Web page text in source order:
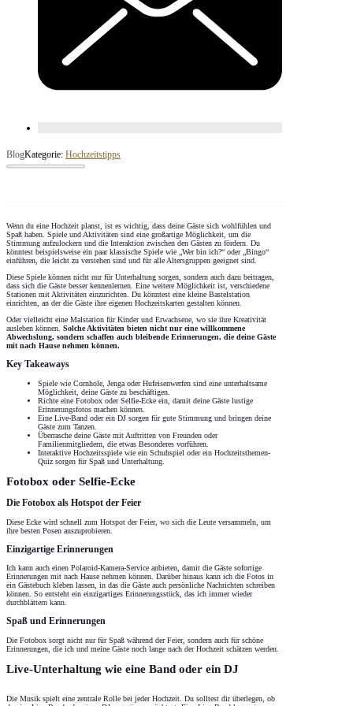
BlogKategorie: Hochzeitstipps
Wenn du eine Hochzeit planst, ist es wichtig, dass deine Gäste sich wohlfühlen und
Spaß haben. Spiele und Aktivitäten sind eine großartige Möglichkeit, um die
Stimmung aufzulockern und die Interaktion zwischen den Gästen zu fördern. Du
könntest beispielsweise ein paar klassische Spiele wie „Wer bin ich?“ oder „Bingo“
einführen, die leicht zu verstehen sind und für alle Altersgruppen geeignet sind.
Diese Spiele können nicht nur für Unterhaltung sorgen, sondern auch dazu beitragen,
dass sich die Gäste besser kennenlernen. Eine weitere Möglichkeit ist, verschiedene
Stationen mit Aktivitäten einzurichten. Du könntest eine kleine Bastelstation
einrichten, an der die Gäste ihre eigenen Hochzeitskarten gestalten können.
Oder vielleicht eine Malstation für Kinder und Erwachsene, wo sie ihre Kreativität
ausleben können. Solche Aktivitäten bieten nicht nur eine willkommene
Abwechslung, sondern schaffen auch bleibende Erinnerungen, die deine Gäste
mit nach Hause nehmen können.
Key Takeaways
Spiele wie Cornhole, Jenga oder Hufeisenwerfen sind eine unterhaltsame
Möglichkeit, deine Gäste zu beschäftigen.
Richte eine Fotobox oder Selfie-Ecke ein, damit deine Gäste lustige
Erinnerungsfotos machen können.
Eine Live-Band oder ein DJ sorgen für gute Stimmung und bringen deine
Gäste zum Tanzen.
Überrasche deine Gäste mit Auftritten von Freunden oder
Familienmitgliedern, die etwas Besonderes vorführen.
Interaktive Hochzeitsspiele wie ein Schuhspiel oder ein Hochzeitsthemen-
Quiz sorgen für Spaß und Unterhaltung.
Fotobox oder Selfie-Ecke
Die Fotobox als Hotspot der Feier
Diese Ecke wird schnell zum Hotspot der Feier, wo sich die Leute versammeln, um
ihre besten Posen auszuprobieren.
Einzigartige Erinnerungen
Ich kann auch einen Polaroid-Kamera-Service anbieten, damit die Gäste sofortige
Erinnerungen mit nach Hause nehmen können. Darüber hinaus kann ich die Fotos in
ein Gästebuch kleben lassen, in das die Gäste auch persönliche Nachrichten schreiben
können. So entsteht ein einzigartiges Erinnerungsstück, das ich immer wieder
durchblättern kann.
Spaß und Erinnerungen
Die Fotobox sorgt nicht nur für Spaß während der Feier, sondern auch für schöne
Erinnerungen, die ich und meine Gäste noch lange nach der Hochzeit schätzen werden.
Live-Unterhaltung wie eine Band oder ein DJ
Die Musik spielt eine zentrale Rolle bei jeder Hochzeit. Du solltest dir überlegen, ob